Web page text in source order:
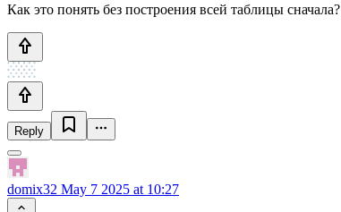
Как это понять без построения всей таблицы сначала?
Reply
domix32 May 7 2025 at 10:27